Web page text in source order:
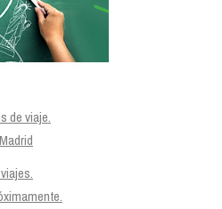
de viaje.